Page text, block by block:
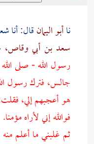
ناأبو اليمانقال: أنا
سعد بن أبي وقاص،
رسول الله - صلى
جالس، فترك رسول
هو أعجبهم إلي،
فوالله إني لأراه
ثم غلبني ما أعلم